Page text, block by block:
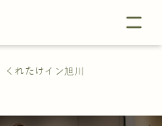
くれたけイン旭川